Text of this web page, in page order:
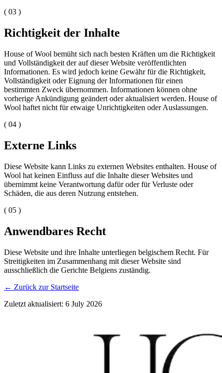
( 03 )
Richtigkeit der Inhalte
House of Wool bemüht sich nach besten Kräften um die Richtigkeit
und Vollständigkeit der auf dieser Website veröffentlichten
Informationen. Es wird jedoch keine Gewähr für die Richtigkeit,
Vollständigkeit oder Eignung der Informationen für einen
bestimmten Zweck übernommen. Informationen können ohne
vorherige Ankündigung geändert oder aktualisiert werden. House of
Wool haftet nicht für etwaige Unrichtigkeiten oder Auslassungen.
( 04 )
Externe Links
Diese Website kann Links zu externen Websites enthalten. House of
Wool hat keinen Einfluss auf die Inhalte dieser Websites und
übernimmt keine Verantwortung dafür oder für Verluste oder
Schäden, die aus deren Nutzung entstehen.
( 05 )
Anwendbares Recht
Diese Website und ihre Inhalte unterliegen belgischem Recht. Für
Streitigkeiten im Zusammenhang mit dieser Website sind
ausschließlich die Gerichte Belgiens zuständig.
← Zurück zur Startseite
Zuletzt aktualisiert: 6 July 2026